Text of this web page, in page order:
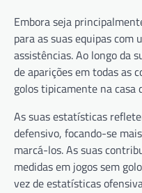
Embora seja
para as suas equipas com
assistências. Ao longo da
de aparições em todas as
golos tipicamente na casa
As suas estatísticas
defensivo, focando-se
marcá-los. As suas
medidas em jogos sem
vez de estatísticas